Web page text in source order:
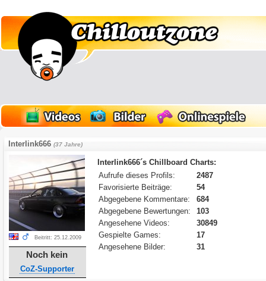
Interlink666(37 Jahre)
Beitritt: 25.12.2009
Noch kein
CoZ-Supporter
Interlink666´s Chillboard Charts:
Aufrufe dieses Profils:
2487
Favorisierte Beiträge:
54
Abgegebene Kommentare:
684
Abgegebene Bewertungen:
103
Angesehene Videos:
30849
Gespielte Games:
17
Angesehene Bilder:
31